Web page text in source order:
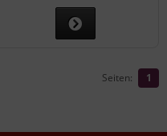
Seiten: 1